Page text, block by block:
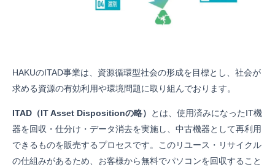
HAKUのITAD事業は、資源循環型社会の形成を目標とし、社会が
求める資源の有効利用や環境問題に取り組んでおります。
ITAD（IT Asset Dispositionの略）
とは、使用済みになったIT機
器を回収・仕分け・データ消去を実施し、中古機器として再利用
できるものを販売するプロセスです。このリユース・リサイクル
の仕組みがあるため、お客様から無料でパソコンを回収すること